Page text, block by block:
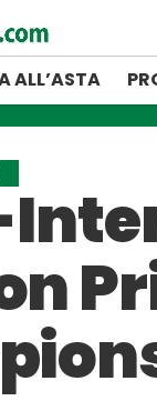
ALL’ASTA